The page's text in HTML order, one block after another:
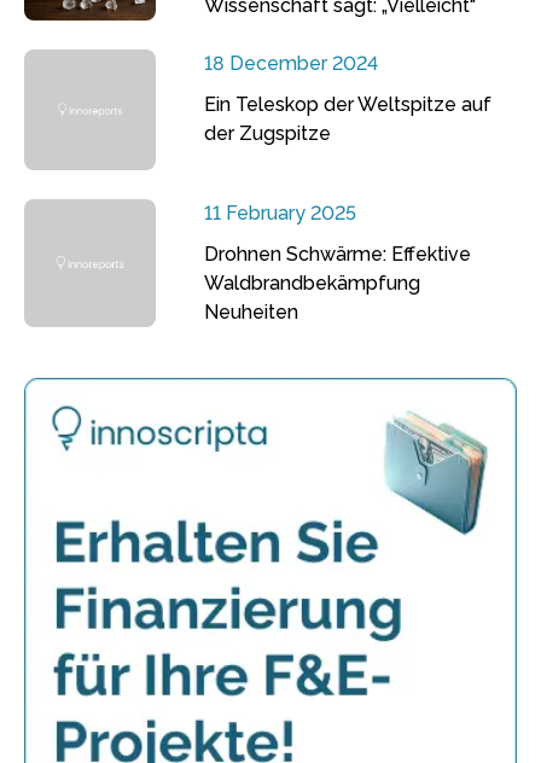
Wissenschaft sagt: „Vielleicht“
18 December 2024
Ein Teleskop der Weltspitze auf
der Zugspitze
11 February 2025
Drohnen Schwärme: Effektive
Waldbrandbekämpfung
Neuheiten